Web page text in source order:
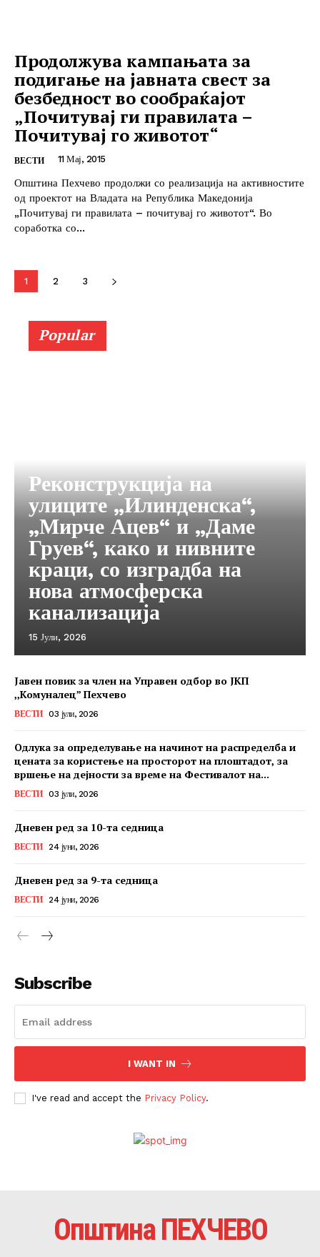
Продолжува кампањата за
подигање на јавната свест за
безбедност во сообраќајот
„Почитувај ги правилата –
Почитувај го животот“
ВЕСТИ 11 Мај, 2015
Општина Пехчево продолжи со реализација на активностите
од проектот на Владата на Република Македонија
„Почитувај ги правилата – почитувај го животот“. Во
соработка со...
1 2 3
Popular
Реконструкција на
улиците „Илинденска“,
„Мирче Ацев“ и „Даме
Груев“, како и нивните
краци, со изградба на
нова атмосферска
канализација
15 Јули, 2026
Јавен повик за член на Управен одбор во ЈКП
,,Комуналец” Пехчево
ВЕСТИ 03 јули, 2026
Одлука за определување на начинот на распределба и
цената за користење на просторот на плоштадот, за
вршење на дејности за време на Фестивалот на...
ВЕСТИ 03 јули, 2026
Дневен ред за 10-та седница
ВЕСТИ 24 јуни, 2026
Дневен ред за 9-та седница
ВЕСТИ 24 јуни, 2026
Subscribe
I WANT IN
I've read and accept the Privacy Policy.
Општина ПЕХЧЕВО